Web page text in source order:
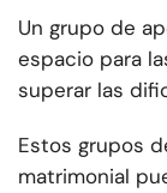
Un grupo de
espacio para
superar las
Estos grupos
matrimonial